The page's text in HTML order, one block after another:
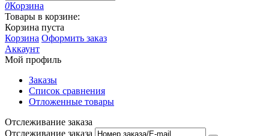
0Корзина
Товары в корзине:
Корзина пуста
Корзина Оформить заказ
Аккаунт
Мой профиль
Заказы
Список сравнения
Отложенные товары
Отслеживание заказа
Отслеживание заказа